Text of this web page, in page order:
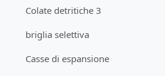
Colate detritiche 3
briglia selettiva
Casse di espansione